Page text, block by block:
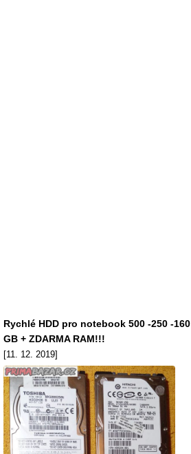
Rychlé HDD pro notebook 500 -250 -160
GB + ZDARMA RAM!!!
[11. 12. 2019]